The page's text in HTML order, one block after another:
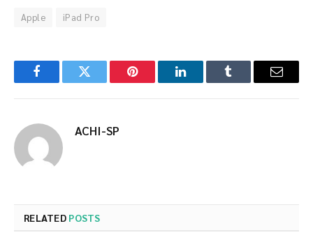
Apple iPad Pro
FacebookTwitter Pinterest LinkedInTumblr Email
ACHI-SP
RELATED POSTS